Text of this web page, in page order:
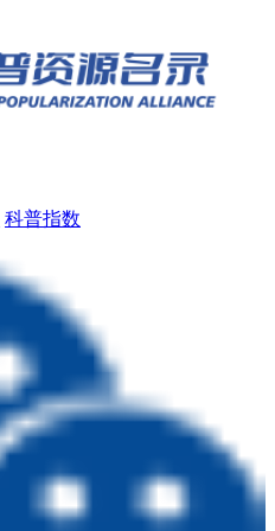
科普指数